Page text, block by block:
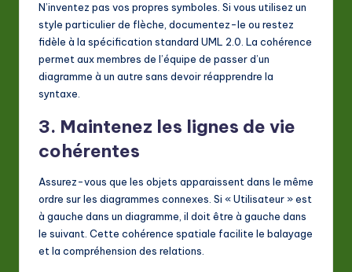
N’inventez pas vos propres symboles. Si vous utilisez un
style particulier de flèche, documentez-le ou restez
fidèle à la spécification standard UML 2.0. La cohérence
permet aux membres de l’équipe de passer d’un
diagramme à un autre sans devoir réapprendre la
syntaxe.
3. Maintenez les lignes de vie
cohérentes
Assurez-vous que les objets apparaissent dans le même
ordre sur les diagrammes connexes. Si « Utilisateur » est
à gauche dans un diagramme, il doit être à gauche dans
le suivant. Cette cohérence spatiale facilite le balayage
et la compréhension des relations.